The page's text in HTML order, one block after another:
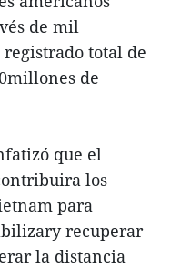
de mil
total de
de
que el
los
para
recuperar
la distancia